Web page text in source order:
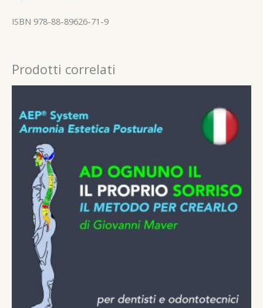
ISBN 978-88-89626-71-9
Prodotti correlati